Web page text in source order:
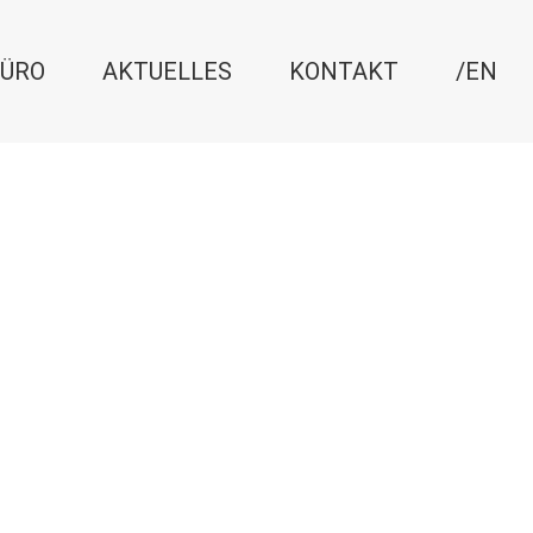
AKTUELLES KONTAKT /EN